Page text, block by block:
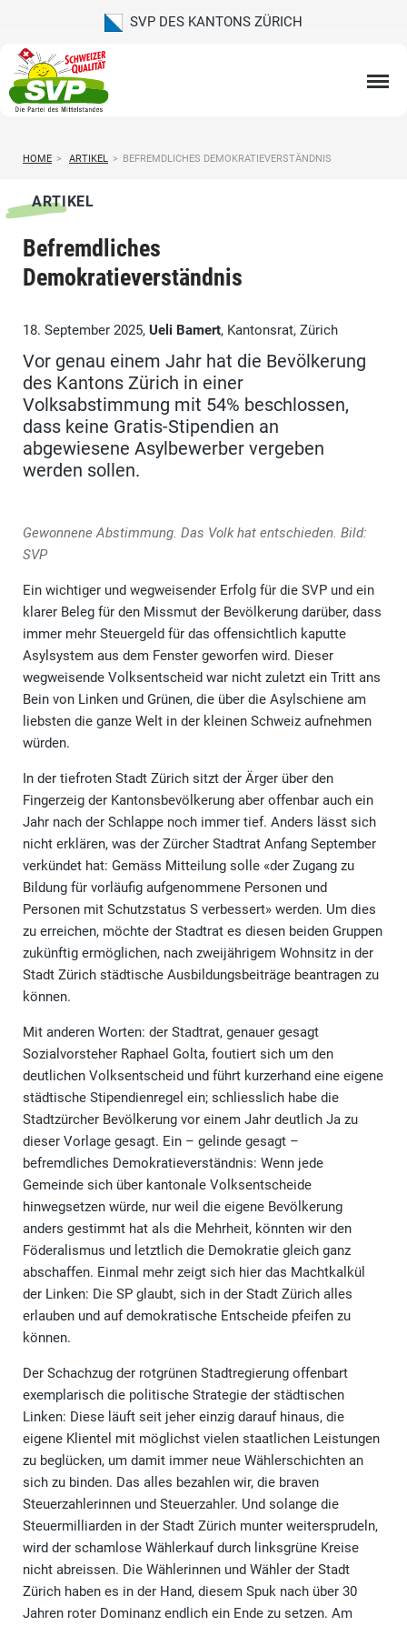
SVP DES KANTONS ZÜRICH
HOME > ARTIKEL > BEFREMDLICHES DEMOKRATIEVERSTÄNDNIS
ARTIKEL
Befremdliches
Demokratieverständnis
18. September 2025, Ueli Bamert, Kantonsrat, Zürich
Vor genau einem Jahr hat die Bevölkerung
des Kantons Zürich in einer
Volksabstimmung mit 54% beschlossen,
dass keine Gratis-Stipendien an
abgewiesene Asylbewerber vergeben
werden sollen.
Gewonnene Abstimmung. Das Volk hat entschieden. Bild:
SVP
Ein wichtiger und wegweisender Erfolg für die SVP und ein
klarer Beleg für den Missmut der Bevölkerung darüber, dass
immer mehr Steuergeld für das offensichtlich kaputte
Asylsystem aus dem Fenster geworfen wird. Dieser
wegweisende Volksentscheid war nicht zuletzt ein Tritt ans
Bein von Linken und Grünen, die über die Asylschiene am
liebsten die ganze Welt in der kleinen Schweiz aufnehmen
würden.
In der tiefroten Stadt Zürich sitzt der Ärger über den
Fingerzeig der Kantonsbevölkerung aber offenbar auch ein
Jahr nach der Schlappe noch immer tief. Anders lässt sich
nicht erklären, was der Zürcher Stadtrat Anfang September
verkündet hat: Gemäss Mitteilung solle «der Zugang zu
Bildung für vorläufig aufgenommene Personen und
Personen mit Schutzstatus S verbessert» werden. Um dies
zu erreichen, möchte der Stadtrat es diesen beiden Gruppen
zukünftig ermöglichen, nach zweijährigem Wohnsitz in der
Stadt Zürich städtische Ausbildungsbeiträge beantragen zu
können.
Mit anderen Worten: der Stadtrat, genauer gesagt
Sozialvorsteher Raphael Golta, foutiert sich um den
deutlichen Volksentscheid und führt kurzerhand eine eigene
städtische Stipendienregel ein; schliesslich habe die
Stadtzürcher Bevölkerung vor einem Jahr deutlich Ja zu
dieser Vorlage gesagt. Ein – gelinde gesagt –
befremdliches Demokratieverständnis: Wenn jede
Gemeinde sich über kantonale Volksentscheide
hinwegsetzen würde, nur weil die eigene Bevölkerung
anders gestimmt hat als die Mehrheit, könnten wir den
Föderalismus und letztlich die Demokratie gleich ganz
abschaffen. Einmal mehr zeigt sich hier das Machtkalkül
der Linken: Die SP glaubt, sich in der Stadt Zürich alles
erlauben und auf demokratische Entscheide pfeifen zu
können.
Der Schachzug der rotgrünen Stadtregierung offenbart
exemplarisch die politische Strategie der städtischen
Linken: Diese läuft seit jeher einzig darauf hinaus, die
eigene Klientel mit möglichst vielen staatlichen Leistungen
zu beglücken, um damit immer neue Wählerschichten an
sich zu binden. Das alles bezahlen wir, die braven
Steuerzahlerinnen und Steuerzahler. Und solange die
Steuermilliarden in der Stadt Zürich munter weitersprudeln,
wird der schamlose Wählerkauf durch linksgrüne Kreise
nicht abreissen. Die Wählerinnen und Wähler der Stadt
Zürich haben es in der Hand, diesem Spuk nach über 30
Jahren roter Dominanz endlich ein Ende zu setzen. Am